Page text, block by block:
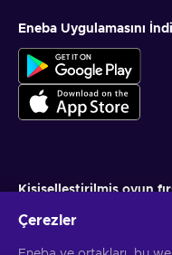
Eneba Uygulamasını
Kişiselleştirilmiş oyun
Çerezler